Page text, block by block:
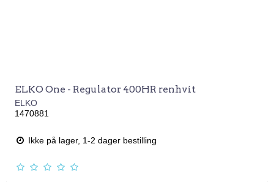
ELKO One - Regulator 400HR renhvit
ELKO
1470881
Ikke på lager, 1-2 dager bestilling